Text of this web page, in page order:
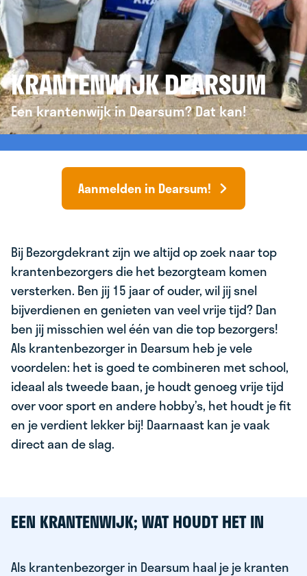
KRANTENWIJK DEARSUM
Een krantenwijk in Dearsum? Dat kan!
Aanmelden in Dearsum!
Bij Bezorgdekrant zijn we altijd op zoek naar top
krantenbezorgers die het bezorgteam komen
versterken. Ben jij 15 jaar of ouder, wil jij snel
bijverdienen en genieten van veel vrije tijd? Dan
ben jij misschien wel één van die top bezorgers!
Als krantenbezorger in Dearsum heb je vele
voordelen: het is goed te combineren met school,
ideaal als tweede baan, je houdt genoeg vrije tijd
over voor sport en andere hobby’s, het houdt je fit
en je verdient lekker bij! Daarnaast kan je vaak
direct aan de slag.
EEN KRANTENWIJK; WAT HOUDT HET IN
Als krantenbezorger in Dearsum haal je je kranten